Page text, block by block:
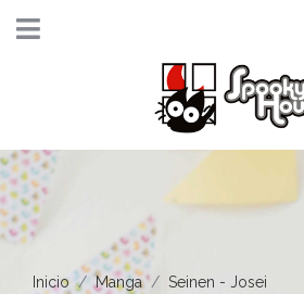
Inicio Manga
Seinen - Josei